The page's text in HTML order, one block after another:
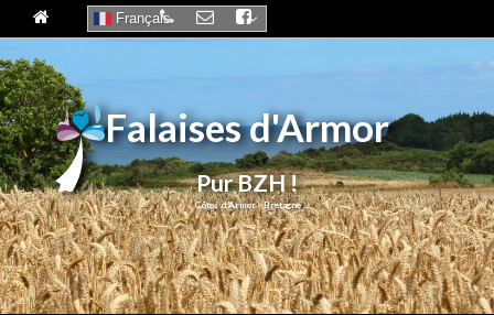
Falaises d'Armor
Pur BZH !
Français